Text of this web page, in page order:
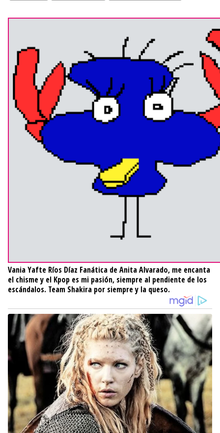
Vania Yafte Ríos Díaz Fanática de Anita Alvarado, me encanta
el chisme y el Kpop es mi pasión, siempre al pendiente de los
escándalos. Team Shakira por siempre y la queso.